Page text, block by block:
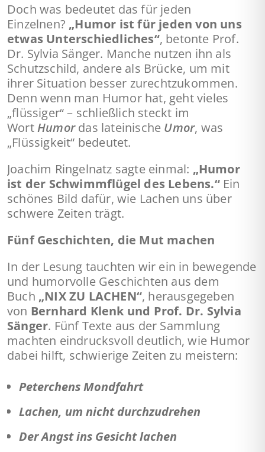
Doch was bedeutet das für jeden
Einzelnen? „Humor ist für jeden von uns
etwas Unterschiedliches“, betonte Prof.
Dr. Sylvia Sänger. Manche nutzen ihn als
Schutzschild, andere als Brücke, um mit
ihrer Situation besser zurechtzukommen.
Denn wenn man Humor hat, geht vieles
„flüssiger“ – schließlich steckt im
WortHumordas lateinische Umor, was
„Flüssigkeit“ bedeutet.
Joachim Ringelnatz sagte einmal: „Humor
ist der Schwimmflügel des Lebens.“Ein
schönes Bild dafür, wie Lachen uns über
schwere Zeiten trägt.
Fünf Geschichten, die Mut machen
In der Lesung tauchten wir ein in bewegende
und humorvolle Geschichten aus dem
Buch „NIX ZU LACHEN“, herausgegeben
von Bernhard Klenk und Prof. Dr. Sylvia
Sänger. Fünf Texte aus der Sammlung
machten eindrucksvoll deutlich, wie Humor
dabei hilft, schwierige Zeiten zu meistern:
Peterchens Mondfahrt
Lachen, um nicht durchzudrehen
Der Angst ins Gesicht lachen